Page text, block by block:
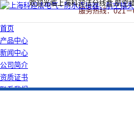
欢迎光临上海科迎法分线盒,航空
服务热线：021
首页
产品中心
新闻中心
公司简介
资质证书
联系我们